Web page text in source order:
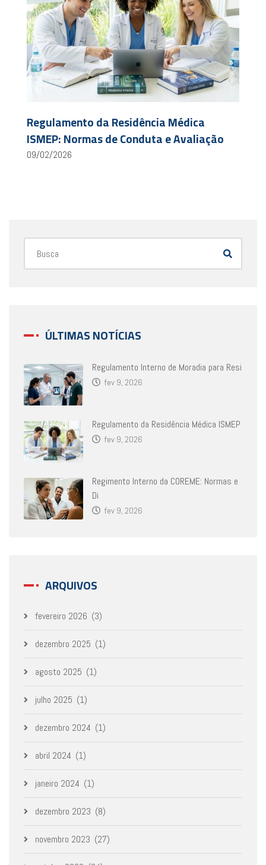
Regulamento da Residência Médica
ISMEP: Normas de Conduta e Avaliação
09/02/2026
ÚLTIMAS NOTÍCIAS
Regulamento Interno de Moradia para Resi
fev 9, 2026
Regulamento da Residência Médica ISMEP
fev 9, 2026
Regimento Interno da COREME: Normas e
Di
fev 9, 2026
ARQUIVOS
fevereiro 2026 (3)
dezembro 2025 (1)
agosto 2025 (1)
julho 2025 (1)
dezembro 2024 (1)
abril 2024 (1)
janeiro 2024 (1)
dezembro 2023 (8)
novembro 2023 (27)